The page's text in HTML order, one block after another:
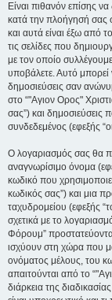
Είναι πιθανόν επίσης
κατά την πλοήγησή σας
και αυτά είναι έξω από
τις σελίδες που
με τον οποίο
υποβάλετε. Αυτό μπορεί
δημοσιεύσεις σαν
στο “"Αγιον Ορος"
σας”) και δημοσιεύσεις
συνδεδεμένος (εφεξής
Ο λογαριασμός σας θα
αναγνωρίσιμο όνομα
κωδικό που
κωδικός σας”) και μια
ταχυδρομείου (εφεξής
σχετικά με το
Φόρουμ”
ισχύουν στη χώρα που
ονόματος μέλους, του
απαιτούνται από το
διάρκεια της